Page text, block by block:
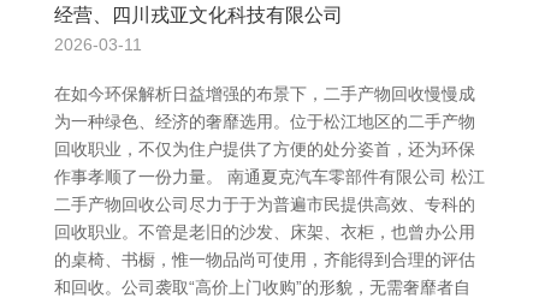
经营、四川戎亚文化科技有限公司
2026-03-11
在如今环保解析日益增强的布景下，二手产物回收慢慢成
为一种绿色、经济的奢靡选用。位于松江地区的二手产物
回收职业，不仅为住户提供了方便的处分姿首，还为环保
作事孝顺了一份力量。 南通夏克汽车零部件有限公司 松江
二手产物回收公司尽力于于为普遍市民提供高效、专科的
回收职业。不管是老旧的沙发、床架、衣柜，也曾办公用
的桌椅、书橱，惟一物品尚可使用，齐能得到合理的评估
和回收。公司袭取“高价上门收购”的形貌，无需奢靡者自